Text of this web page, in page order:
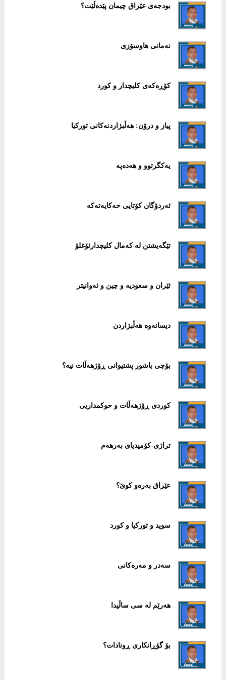
بودجەی عێراق چیمان پێدەڵێت؟
نەمانی هاوسۆزی
کۆڕەکەی کلیچدار و کورد
پیاز و درۆن: هەڵبژاردنەکانی تورکیا
یەکگرتوو و هەدەپە
ئەردۆگان کۆتایی حەکایەتەکە
تێگەیشتن لە کەمال کلیچدارئۆغلۆ
ئێران و سعودیە و چین و ئەوانیتر
دیسانەوە هەڵبژاردن
بۆچی باشور پشتیوانی ڕۆژهەڵات نیە؟
کوردی ڕۆژهەڵات و حوکمداریی
تراژی-کۆمیدیای بەرهەم
عێراق بەرەو کوێ؟
سوید و تورکیا و کورد
سەدر و مەرەکانی
هەرێم لە سی ساڵیدا
بۆ گۆڕانکاری ڕونادات؟